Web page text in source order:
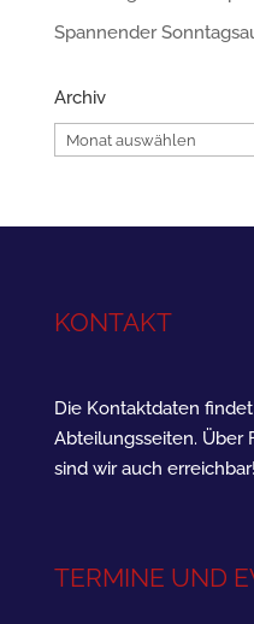
Spannender
Archiv
Archiv
KONTAKT
Die Kontaktdaten
Abteilungsseiten. Über
sind wir auch erreichbar!
TERMINE UND